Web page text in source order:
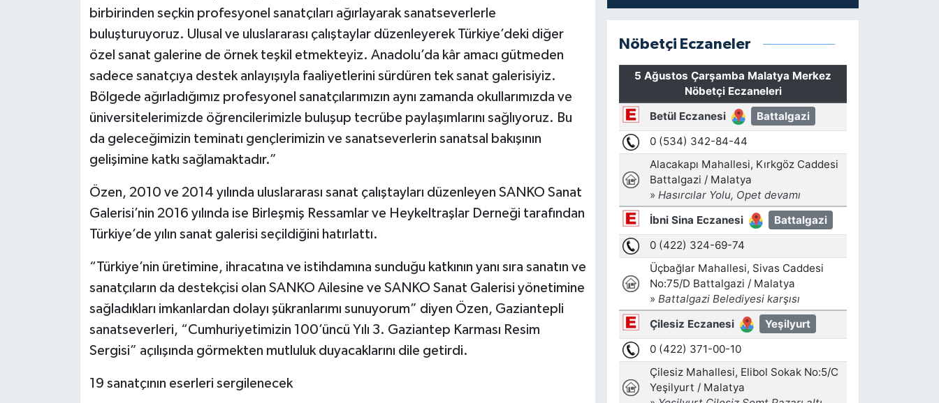
birbirinden seçkin profesyonel sanatçıları ağırlayarak sanatseverlerle
buluşturuyoruz. Ulusal ve uluslararası çalıştaylar düzenleyerek Türkiye’deki diğer
özel sanat galerine de örnek teşkil etmekteyiz. Anadolu’da kâr amacı gütmeden
sadece sanatçıya destek anlayışıyla faaliyetlerini sürdüren tek sanat galerisiyiz.
Bölgede ağırladığımız profesyonel sanatçılarımızın aynı zamanda okullarımızda ve
üniversitelerimizde öğrencilerimizle buluşup tecrübe paylaşımlarını sağlıyoruz. Bu
da geleceğimizin teminatı gençlerimizin ve sanatseverlerin sanatsal bakışının
gelişimine katkı sağlamaktadır.”
Özen, 2010 ve 2014 yılında uluslararası sanat çalıştayları düzenleyen SANKO Sanat
Galerisi’nin 2016 yılında ise Birleşmiş Ressamlar ve Heykeltraşlar Derneği tarafından
Türkiye’de yılın sanat galerisi seçildiğini hatırlattı.
“Türkiye’nin üretimine, ihracatına ve istihdamına sunduğu katkının yanı sıra sanatın ve
sanatçıların da destekçisi olan SANKO Ailesine ve SANKO Sanat Galerisi yönetimine
sağladıkları imkanlardan dolayı şükranlarımı sunuyorum” diyen Özen, Gaziantepli
sanatseverleri, “Cumhuriyetimizin 100’üncü Yılı 3. Gaziantep Karması Resim
Sergisi” açılışında görmekten mutluluk duyacaklarını dile getirdi.
19 sanatçının eserleri sergilenecek
Nöbetçi Eczaneler